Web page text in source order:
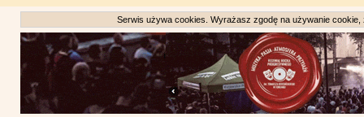
Serwis używa cookies. Wyrażasz zgodę na używanie